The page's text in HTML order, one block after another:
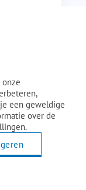
onze
een geweldige
over de